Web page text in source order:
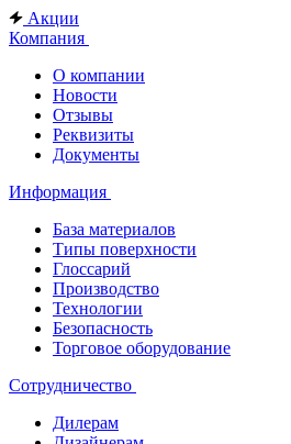
Акции
Компания
О компании
Новости
Отзывы
Реквизиты
Документы
Информация
База материалов
Типы поверхности
Глоссарий
Производство
Технологии
Безопасность
Торговое оборудование
Сотрудничество
Дилерам